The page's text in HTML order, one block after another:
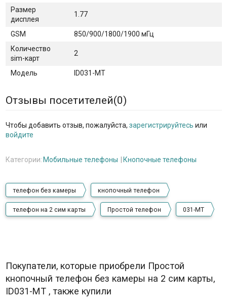
Размер
дисплея
1.77
GSM
850/900/1800/1900 мГц
Количество
sim-карт
2
Модель ID031-МТ
Отзывы посетителей(0)
Чтобы добавить отзыв, пожалуйста, зарегистрируйтесь или
войдите
Категории: Мобильные телефоны Кнопочные телефоны
телефон без камеры кнопочный телефон
телефон на 2 сим карты Простой телефон 031-МТ
Покупатели, которые приобрели Простой
кнопочный телефон без камеры на 2 сим карты,
ID031-МТ , также купили